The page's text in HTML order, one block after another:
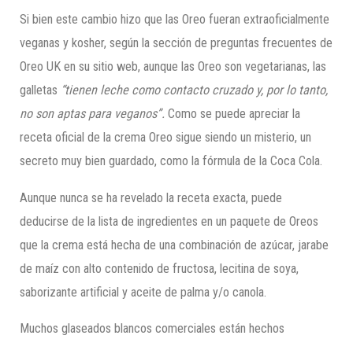
Si bien este cambio hizo que las Oreo fueran extraoficialmente
veganas y kosher, según la sección de preguntas frecuentes de
Oreo UK en su sitio web, aunque las Oreo son vegetarianas, las
galletas “tienen leche como contacto cruzado y, por lo tanto,
no son aptas para veganos”. Como se puede apreciar la
receta oficial de la crema Oreo sigue siendo un misterio, un
secreto muy bien guardado, como la fórmula de la Coca Cola.
Aunque nunca se ha revelado la receta exacta, puede
deducirse de la lista de ingredientes en un paquete de Oreos
que la crema está hecha de una combinación de azúcar, jarabe
de maíz con alto contenido de fructosa, lecitina de soya,
saborizante artificial y aceite de palma y/o canola.
Muchos glaseados blancos comerciales están hechos